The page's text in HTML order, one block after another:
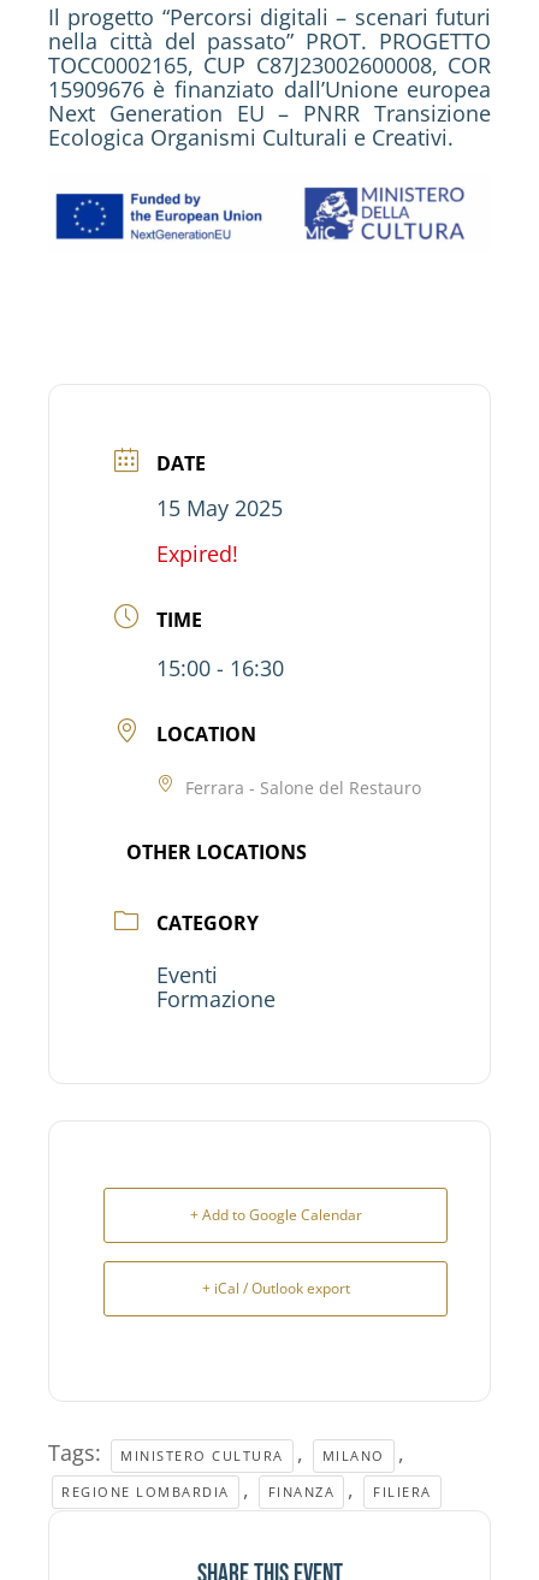
Il progetto “Percorsi digitali – scenari futuri
nella città del passato” PROT. PROGETTO
TOCC0002165, CUP C87J23002600008, COR
15909676 è finanziato dall’Unione europea
Next Generation EU – PNRR Transizione
Ecologica Organismi Culturali e Creativi.
DATE
15 May 2025
Expired!
TIME
15:00 - 16:30
LOCATION
Ferrara - Salone del Restauro
OTHER LOCATIONS
CATEGORY
Eventi
Formazione
+ Add to Google Calendar
+ iCal / Outlook export
Tags: MINISTERO CULTURA , MILANO ,
REGIONE LOMBARDIA , FINANZA , FILIERA